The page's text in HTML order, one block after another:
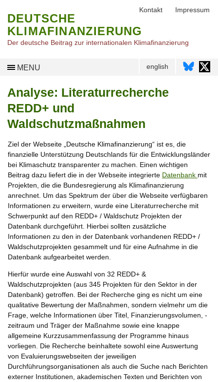
DEUTSCHE
KLIMAFINANZIERUNG
Der deutsche Beitrag zur internationalen Klimafinanzierung
MENU english
Analyse: Literaturrecherche
REDD+ und
Waldschutzmaßnahmen
Ziel der Webseite „Deutsche Klimafinanzierung“ ist es, die
finanzielle Unterstützung Deutschlands für die Entwicklungsländer
bei Klimaschutz transparenter zu machen. Einen wichtigen
Beitrag dazu liefert die in der Webseite integrierte Datenbank mit
Projekten, die die Bundesregierung als Klimafinanzierung
anrechnet. Um das Spektrum der über die Webseite verfügbaren
Informationen zu erweitern, wurde eine Literaturrecherche mit
Schwerpunkt auf den REDD+ / Waldschutz Projekten der
Datenbank durchgeführt. Hierbei sollten zusätzliche
Informationen zu den in der Datenbank vorhandenen REDD+ /
Waldschutzprojekten gesammelt und für eine Aufnahme in die
Datenbank aufgearbeitet werden.
Hierfür wurde eine Auswahl von 32 REDD+ &
Waldschutzprojekten (aus 345 Projekten für den Sektor in der
Datenbank) getroffen. Bei der Recherche ging es nicht um eine
qualitative Bewertung der Maßnahmen, sondern vielmehr um die
Frage, welche Informationen über Titel, Finanzierungsvolumen, -
zeitraum und Träger der Maßnahme sowie eine knappe
allgemeine Kurzzusammenfassung der Programme hinaus
vorliegen. Die Recherche beinhaltete sowohl eine Auswertung
von Evaluierungswebseiten der jeweiligen
Durchführungsorganisationen als auch die Suche nach Berichten
externer Institutionen, akademischen Texten und Berichten von
Kontakt Impressum